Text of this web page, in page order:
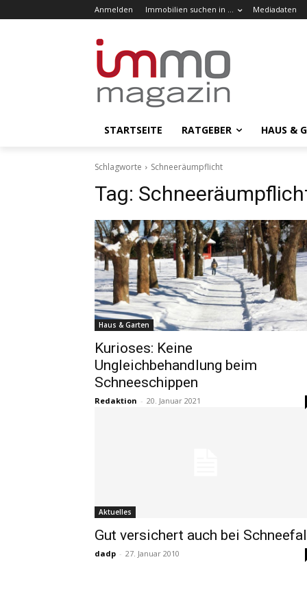
Anmelden Immobilien suchen in … Mediadaten
STARTSEITE RATGEBER HAUS &
Schlagworte Schneeräumpflicht
Tag:
Haus & Garten
Kurioses: Keine
Ungleichbehandlung beim
Schneeschippen
Redaktion - 20. Januar 2021
Aktuelles
Gut versichert auch bei
dadp - 27. Januar 2010